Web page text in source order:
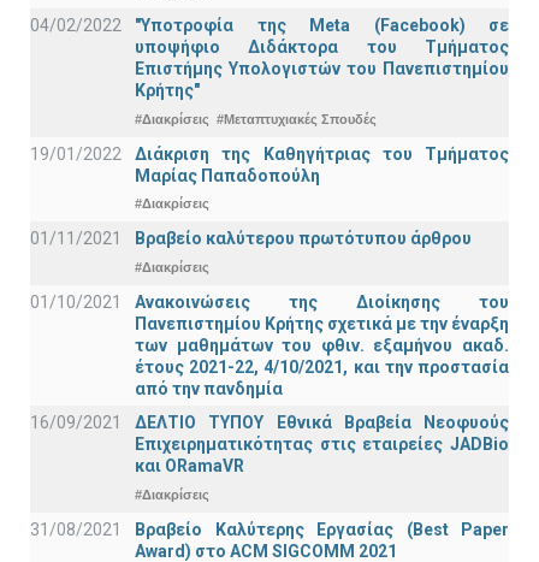
04/02/2022
"Υποτροφία της Meta (Facebook) σε
υποψήφιο Διδάκτορα του Τμήματος
Επιστήμης Υπολογιστών του Πανεπιστημίου
Κρήτης"
#Διακρίσεις #Μεταπτυχιακές Σπουδές
19/01/2022
Διάκριση της Καθηγήτριας του Τμήματος
Μαρίας Παπαδοπούλη
#Διακρίσεις
01/11/2021 Bραβείο καλύτερου πρωτότυπου άρθρου
#Διακρίσεις
01/10/2021
Ανακοινώσεις της Διοίκησης του
Πανεπιστημίου Κρήτης σχετικά με την έναρξη
των μαθημάτων του φθιν. εξαμήνου ακαδ.
έτους 2021-22, 4/10/2021, και την προστασία
από την πανδημία
16/09/2021
ΔΕΛΤΙΟ ΤΥΠΟΥ Εθνικά Βραβεία Νεοφυούς
Επιχειρηματικότητας στις εταιρείες JADBio
και ORamaVR
#Διακρίσεις
31/08/2021
Βραβείο Καλύτερης Εργασίας (Best Paper
Award) στο ACM SIGCOMM 2021